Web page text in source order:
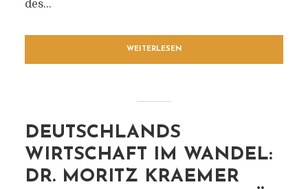
des...
WEITERLESEN
DEUTSCHLANDS
WIRTSCHAFT IM WANDEL:
DR. MORITZ KRAEMER